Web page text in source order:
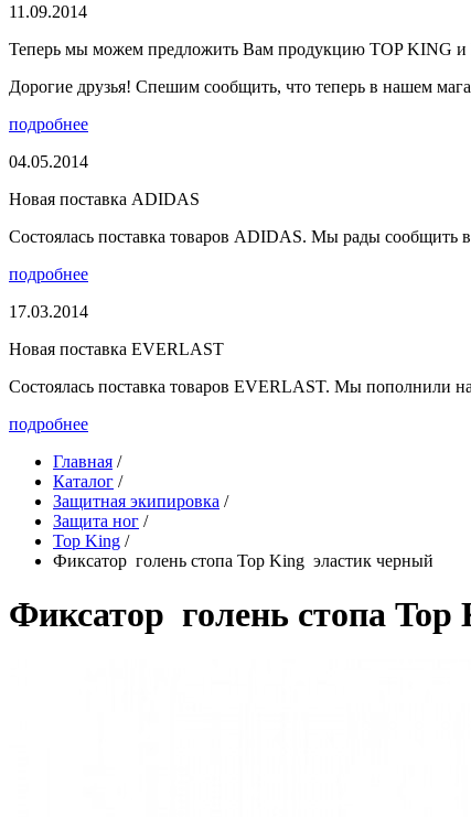
11.09.2014
Теперь мы можем предложить Вам продукцию TOP KING
Дорогие друзья! Спешим сообщить, что теперь в нашем
подробнее
04.05.2014
Новая поставка ADIDAS
Состоялась поставка товаров ADIDAS. Мы рады сообщить
подробнее
17.03.2014
Новая поставка EVERLAST
Состоялась поставка товаров EVERLAST. Мы пополнили
подробнее
Главная /
Каталог /
Защитная экипировка /
Защита ног /
Top King /
Фиксатор голень стопа Top King эластик черный
Фиксатор голень стопа